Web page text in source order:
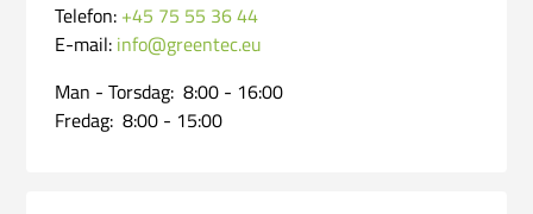
Telefon: +45 75 55 36 44
E-mail: info@greentec.eu
Man - Torsdag: 8:00 - 16:00
Fredag: 8:00 - 15:00